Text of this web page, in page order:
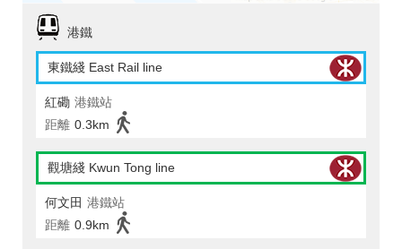
港鐵
東鐵綫 East Rail line
紅磡 港鐵站
距離 0.3km
觀塘綫 Kwun Tong line
何文田 港鐵站
距離 0.9km